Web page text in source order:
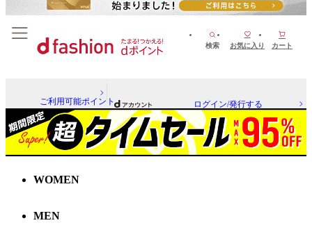
検索 お気に入り カート
ご利用可能ポイント ログイン/発行する
WOMEN
MEN